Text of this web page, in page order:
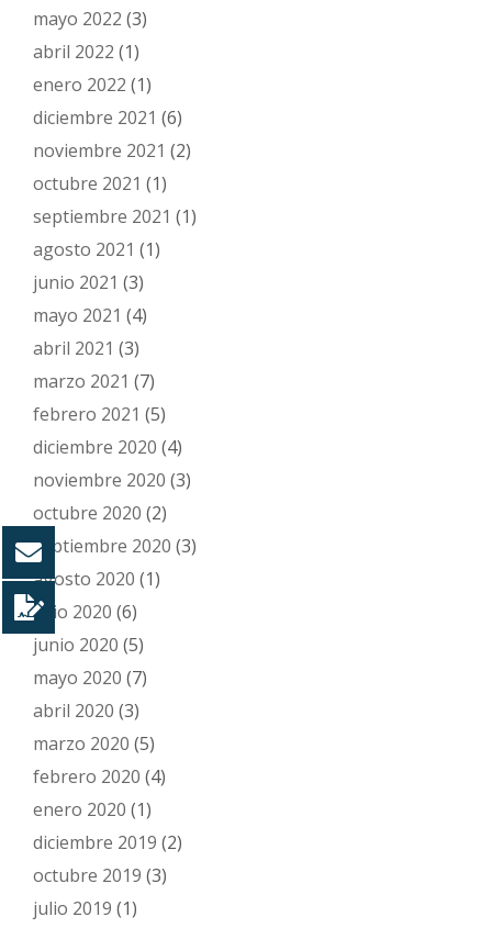
mayo 2022 (3)
abril 2022 (1)
enero 2022 (1)
diciembre 2021 (6)
noviembre 2021 (2)
octubre 2021 (1)
septiembre 2021 (1)
agosto 2021 (1)
junio 2021 (3)
mayo 2021 (4)
abril 2021 (3)
marzo 2021 (7)
febrero 2021 (5)
diciembre 2020 (4)
noviembre 2020 (3)
octubre 2020 (2)
septiembre 2020 (3)
agosto 2020 (1)
julio 2020 (6)
junio 2020 (5)
mayo 2020 (7)
abril 2020 (3)
marzo 2020 (5)
febrero 2020 (4)
enero 2020 (1)
diciembre 2019 (2)
octubre 2019 (3)
julio 2019 (1)